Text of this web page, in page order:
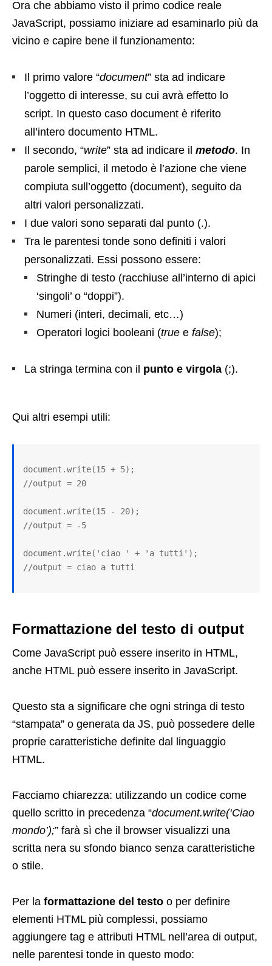
Ora che abbiamo visto il primo codice reale
JavaScript, possiamo iniziare ad esaminarlo più da
vicino e capire bene il funzionamento:
Il primo valore “document” sta ad indicare
l’oggetto di interesse, su cui avrà effetto lo
script. In questo caso document è riferito
all’intero documento HTML.
Il secondo, “write” sta ad indicare il metodo. In
parole semplici, il metodo è l’azione che viene
compiuta sull’oggetto (document), seguito da
altri valori personalizzati.
I due valori sono separati dal punto (.).
Tra le parentesi tonde sono definiti i valori
personalizzati. Essi possono essere:
Stringhe di testo (racchiuse all’interno di apici
‘singoli’ o “doppi”).
Numeri (interi, decimali, etc…)
Operatori logici booleani (true e false);
La stringa termina con il punto e virgola (;).
Qui altri esempi utili:
document.write(15 + 5);
//output = 20
document.write(15 - 20);
//output = -5
document.write('ciao ' + 'a tutti');
//output = ciao a tutti
Formattazione del testo di output
Come JavaScript può essere inserito in HTML,
anche HTML può essere inserito in JavaScript.
Questo sta a significare che ogni stringa di testo
“stampata” o generata da JS, può possedere delle
proprie caratteristiche definite dal linguaggio
HTML.
Facciamo chiarezza: utilizzando un codice come
quello scritto in precedenza “document.write(‘Ciao
mondo’);” farà sì che il browser visualizzi una
scritta nera su sfondo bianco senza caratteristiche
o stile.
Per la formattazione del testo o per definire
elementi HTML più complessi, possiamo
aggiungere tag e attributi HTML nell’area di output,
nelle parentesi tonde in questo modo: